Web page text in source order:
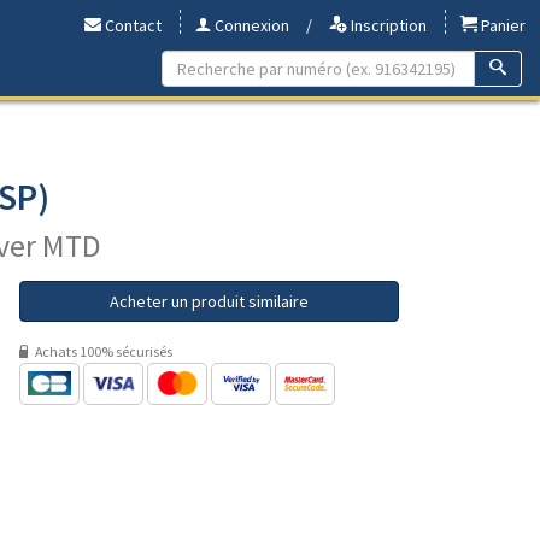
Contact Connexion / Inscription Panier
MTD
Acheter un produit similaire
Achats 100% sécurisés